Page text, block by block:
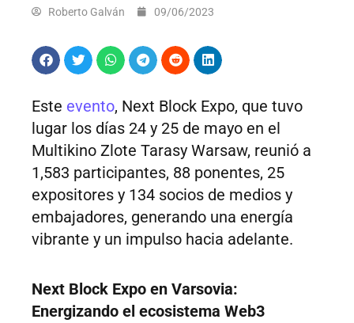
Roberto Galván 09/06/2023
Este evento, Next Block Expo, que tuvo
lugar los días 24 y 25 de mayo en el
Multikino Zlote Tarasy Warsaw, reunió a
1,583 participantes, 88 ponentes, 25
expositores y 134 socios de medios y
embajadores, generando una energía
vibrante y un impulso hacia adelante.
Next Block Expo en Varsovia:
Energizando el ecosistema Web3